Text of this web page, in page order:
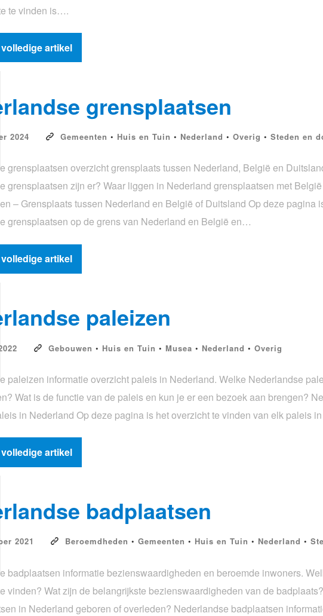
te vinden is….
artikel
grensplaatsen
2024 Gemeenten • Huis en Tuin • Nederland • Overig • Steden en
grensplaatsen overzicht grensplaats tussen Nederland, België en
grensplaatsen zijn er? Waar liggen in Nederland grensplaatsen met
– Grensplaats tussen Nederland en België of Duitsland Op deze pagina
grensplaatsen op de grens van Nederland en België en…
artikel
paleizen
Gebouwen • Huis en Tuin • Musea • Nederland • Overig
paleizen informatie overzicht paleis in Nederland. Welke Nederlandse
Wat is de functie van de paleis en kun je er een bezoek aan brengen?
in Nederland Op deze pagina is het overzicht te vinden van elk paleis
artikel
badplaatsen
2021 Beroemdheden • Gemeenten • Huis en Tuin • Nederland •
badplaatsen informatie bezienswaardigheden en beroemde inwoners.
vinden? Wat zijn de belangrijkste bezienswaardigheden van de
in Nederland geboren of overleden? Nederlandse badplaatsen